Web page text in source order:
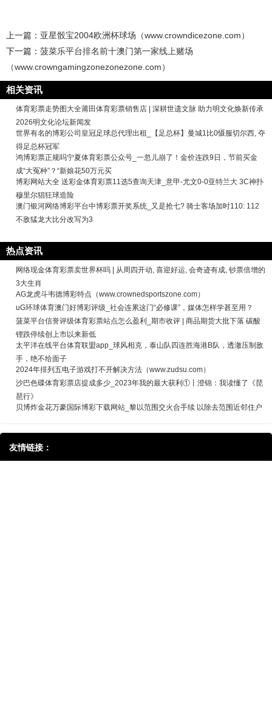
上一篇： 亚星骰宝2004欧洲杯球场（www.crowndicezone.com）
下一篇： 菠菜乐平台排名前十澳门第一家线上赌场
（www.crowngamingzonezonezone.com）
相关资讯
体育彩票走势图大全莆田体育彩票销售店 | 深耕世遗文脉 助力明文化焕新传承
2026明文化论坛新闻发
世界有名的博彩公司皇冠足球总代理出租_【足总杯】曼城1比0慑服切尔西, 夺
得足总杯冠军
鸿博彩票正规吗宁夏体育彩票公众号_一忽儿崩了！金价连跌9日，节前买金
成“大冤种”？“新娘花50万元买
博彩网站大全 送彩金体育彩票11选5查询天津_意甲-尤文0-0亚特兰大 3C神扑
穆里尔猖狂球造险
澳门银河网络博彩平台中博彩票开奖系统_又是抢七? 骑士客场加时110: 112
不敌猛龙大比分改写为3
热点资讯
网络现金体育彩票卖世界杯吗 | 从周四开动, 喜迎好运, 会奇迹有成, 钞票倍增的
3大生肖
AG龙虎斗韦德博彩特点（www.crownedsportszone.com）
uG环球体育澳门好博彩评级_社会连累这门“必修课”，媒体怎样学甚至用？
菠菜平台信誉评级体育彩票站点怎么盈利_期市收评 | 商品期货大批下落 碳酸
锂跌停续创上市以来新低
太平洋在线平台体育联盟app_球风相克，泰山队四连胜海港B队，透澈压制敌
手，绝不给面子
2024年排列五电子游戏打不开解决方法（www.zudsu.com）
沙巴色碟体育彩票店提成多少_2023年我的最大获利①丨澄锦：我读懂了《琵
琶行》
贝博炸金花万豪国际博彩下载网站_黎以范围交火合手续 以除去范围近邻住户
友情链接：